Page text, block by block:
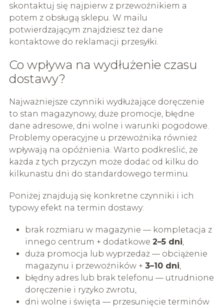
skontaktuj się najpierw z przewoźnikiem a
potem z obsługą sklepu. W mailu
potwierdzającym znajdziesz też dane
kontaktowe do reklamacji przesyłki.
Co wpływa na wydłużenie czasu
dostawy?
Najważniejsze czynniki wydłużające doręczenie
to stan magazynowy, duże promocje, błędne
dane adresowe, dni wolne i warunki pogodowe.
Problemy operacyjne u przewoźnika również
wpływają na opóźnienia. Warto podkreślić, że
każda z tych przyczyn może dodać od kilku do
kilkunastu dni do standardowego terminu.
Poniżej znajdują się konkretne czynniki i ich
typowy efekt na termin dostawy:
brak rozmiaru w magazynie — kompletacja z
innego centrum + dodatkowe 2–5 dni,
duża promocja lub wyprzedaż — obciążenie
magazynu i przewoźników + 3–10 dni,
błędny adres lub brak telefonu — utrudnione
doręczenie i ryzyko zwrotu,
dni wolne i święta — przesunięcie terminów